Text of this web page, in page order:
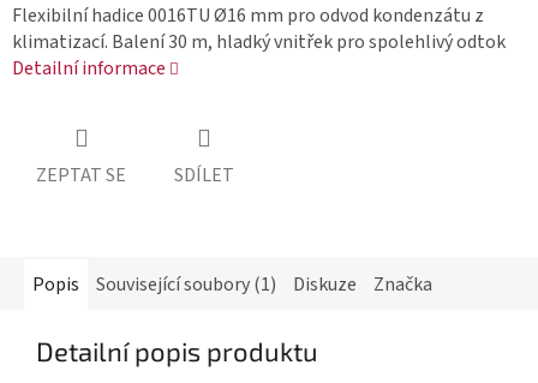
Flexibilní hadice 0016TU Ø16 mm pro odvod kondenzátu z
klimatizací. Balení 30 m, hladký vnitřek pro spolehlivý odtok
Detailní informace
ZEPTAT SE SDÍLET
Popis Související soubory (1) Diskuze Značka
Detailní popis produktu